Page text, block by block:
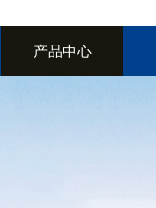
产品中心